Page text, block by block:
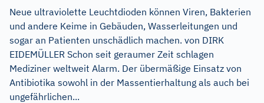
Neue ultraviolette Leuchtdioden können Viren, Bakterien
und andere Keime in Gebäuden, Wasserleitungen und
sogar an Patienten unschädlich machen. von DIRK
EIDEMÜLLER Schon seit geraumer Zeit schlagen
Mediziner weltweit Alarm. Der übermäßige Einsatz von
Antibiotika sowohl in der Massentierhaltung als auch bei
ungefährlichen...